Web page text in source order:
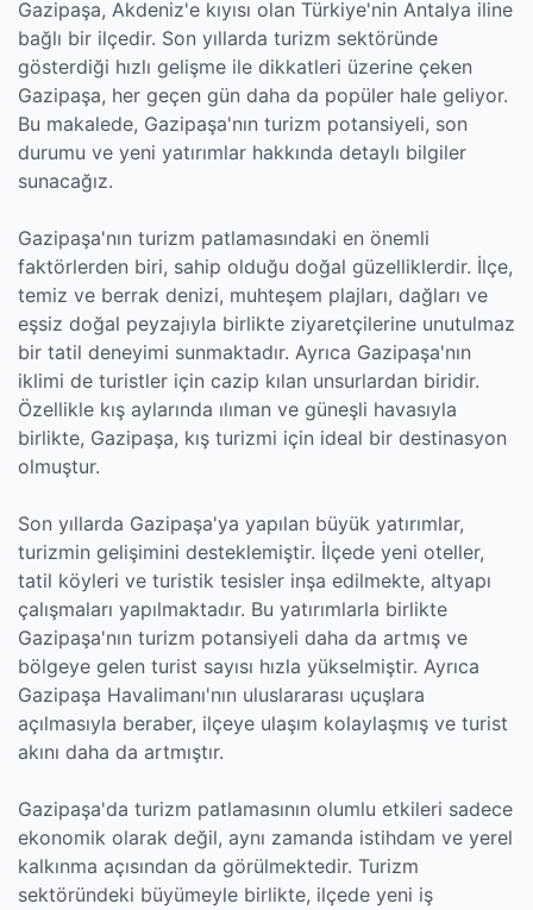
Gazipaşa, Akdeniz'e kıyısı olan Türkiye'nin Antalya iline
bağlı bir ilçedir. Son yıllarda turizm sektöründe
gösterdiği hızlı gelişme ile dikkatleri üzerine çeken
Gazipaşa, her geçen gün daha da popüler hale geliyor.
Bu makalede, Gazipaşa'nın turizm potansiyeli, son
durumu ve yeni yatırımlar hakkında detaylı bilgiler
sunacağız.
Gazipaşa'nın turizm patlamasındaki en önemli
faktörlerden biri, sahip olduğu doğal güzelliklerdir. İlçe,
temiz ve berrak denizi, muhteşem plajları, dağları ve
eşsiz doğal peyzajıyla birlikte ziyaretçilerine unutulmaz
bir tatil deneyimi sunmaktadır. Ayrıca Gazipaşa'nın
iklimi de turistler için cazip kılan unsurlardan biridir.
Özellikle kış aylarında ılıman ve güneşli havasıyla
birlikte, Gazipaşa, kış turizmi için ideal bir destinasyon
olmuştur.
Son yıllarda Gazipaşa'ya yapılan büyük yatırımlar,
turizmin gelişimini desteklemiştir. İlçede yeni oteller,
tatil köyleri ve turistik tesisler inşa edilmekte, altyapı
çalışmaları yapılmaktadır. Bu yatırımlarla birlikte
Gazipaşa'nın turizm potansiyeli daha da artmış ve
bölgeye gelen turist sayısı hızla yükselmiştir. Ayrıca
Gazipaşa Havalimanı'nın uluslararası uçuşlara
açılmasıyla beraber, ilçeye ulaşım kolaylaşmış ve turist
akını daha da artmıştır.
Gazipaşa'da turizm patlamasının olumlu etkileri sadece
ekonomik olarak değil, aynı zamanda istihdam ve yerel
kalkınma açısından da görülmektedir. Turizm
sektöründeki büyümeyle birlikte, ilçede yeni iş